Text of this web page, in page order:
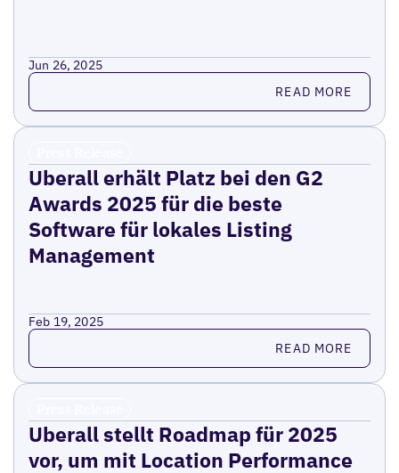
Jun 26, 2025
Read more READ MORE
Uberall erhält Platz bei den G2
Awards 2025 für die beste
Software für lokales Listing
Management
Feb 19, 2025
Read more READ MORE
Uberall stellt Roadmap für 2025
vor, um mit Location Performance